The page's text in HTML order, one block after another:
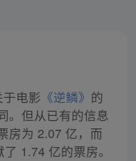
电影 《逆鳞》 的
。但从已有的信息
房为 2.07 亿，而
1.74 亿的票房。